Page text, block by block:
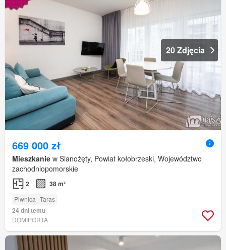
20 Zdjęcia
669 000 zł
Mieszkanie w Sianożęty, Powiat kołobrzeski, Województwo
zachodniopomorskie
2 38 m²
Piwnica Taras
24 dni temu
DOMIPORTA